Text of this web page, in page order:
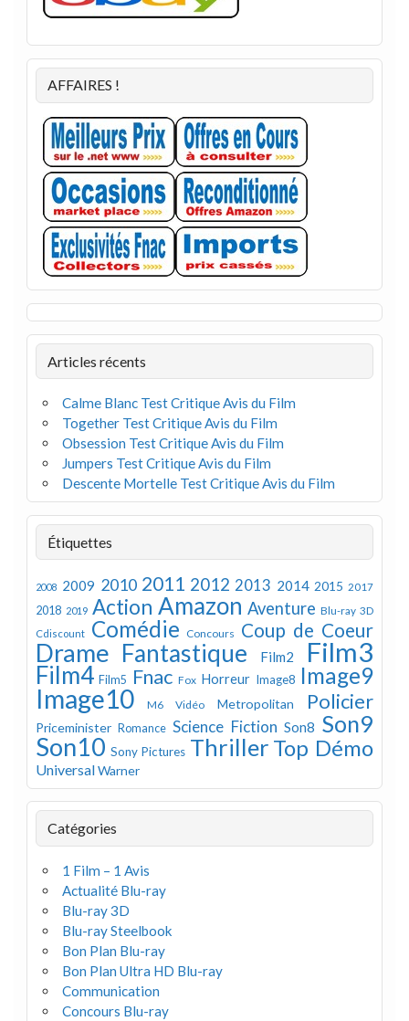
AFFAIRES !
Articles récents
Calme Blanc Test Critique Avis du Film
Together Test Critique Avis du Film
Obsession Test Critique Avis du Film
Jumpers Test Critique Avis du Film
Descente Mortelle Test Critique Avis du Film
Étiquettes
2008 2009 2010 2011 2012 2013 2014 2015 2017
2018 2019 Action Amazon Aventure Blu-ray 3D
Cdiscount Comédie Concours Coup de Coeur
Drame Fantastique Film2 Film3
Film4 Film5 Fnac Fox Horreur Image8 Image9
Image10 M6 Vidéo Metropolitan Policier
Priceminister Romance Science Fiction Son8 Son9
Son10 Sony Pictures Thriller Top Démo
UniversalWarner
Catégories
1 Film – 1 Avis
Actualité Blu-ray
Blu-ray 3D
Blu-ray Steelbook
Bon Plan Blu-ray
Bon Plan Ultra HD Blu-ray
Communication
Concours Blu-ray